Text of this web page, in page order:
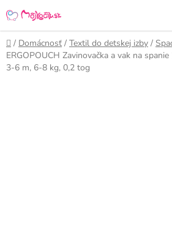
na
obsah
Domov
/ Domácnosť / Textil do detskej izby /
ERGOPOUCH Zavinovačka a vak na
3-6 m, 6-8 kg, 0,2 tog